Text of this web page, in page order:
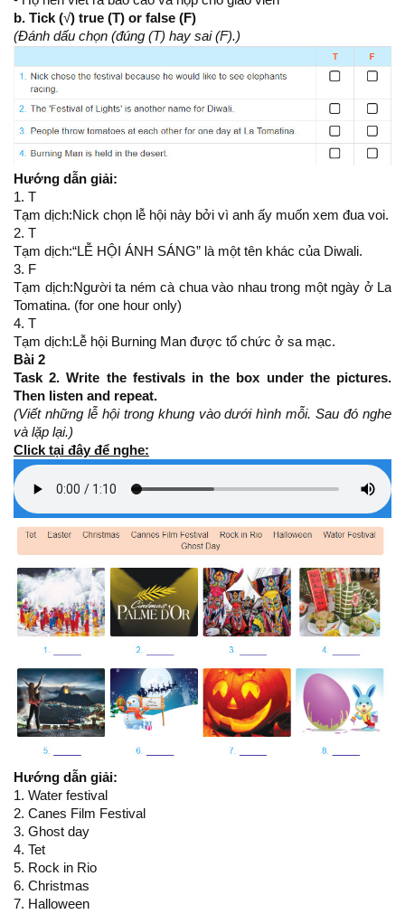
b. Tick (√) true (T) or false (F)
(Đánh dấu chọn (đúng (T) hay sai (F).)
Hướng dẫn giải:
1. T
Tạm dịch:Nick chọn lễ hội này bởi vì anh ấy muốn xem đua voi.
2. T
Tạm dịch:“LỄ HỘI ÁNH SÁNG” là một tên khác của Diwali.
3. F
Tạm dịch:Người ta ném cà chua vào nhau trong một ngày ở La
Tomatina. (for one hour only)
4. T
Tạm dịch:Lễ hội Burning Man được tổ chức ở sa mạc.
Bài 2
Task 2. Write the festivals in the box under the pictures.
Then listen and repeat.
(Viết những lễ hội trong khung vào dưới hình mỗi. Sau đó nghe
và lặp lại.)
Click tại đây để nghe:
Hướng dẫn giải:
1. Water festival
2. Canes Film Festival
3. Ghost day
4. Tet
5. Rock in Rio
6. Christmas
7. Halloween